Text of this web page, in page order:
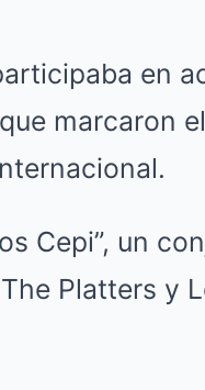
en
marcaron
Cepi”, un
Platters y